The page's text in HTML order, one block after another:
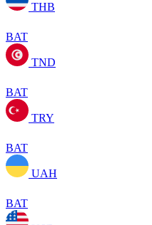
THB
BAT
TND
BAT
TRY
BAT
UAH
BAT